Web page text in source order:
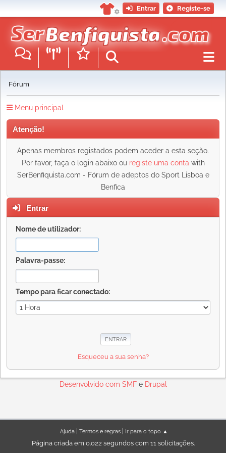
Entrar Registe-se
Fórum
Menu principal
Atenção!
Apenas membros registados podem aceder a esta seção.
Por favor, faça o login abaixo ou registe uma conta with
SerBenfiquista.com - Fórum de adeptos do Sport Lisboa e
Benfica
Entrar
Nome de utilizador:
Palavra-passe:
Tempo para ficar conectado:
Esqueceu a sua senha?
Desenvolvido com SMFe Drupal
Ajuda| Termos e regras| Ir para o topo ▲
Página criada em 0.022 segundos com 11 solicitações.